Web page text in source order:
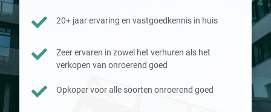
20+ jaar ervaring en vastgoedkennis in huis
Zeer ervaren in zowel het verhuren als het
verkopen van onroerend goed
Opkoper voor alle soorten onroerend goed